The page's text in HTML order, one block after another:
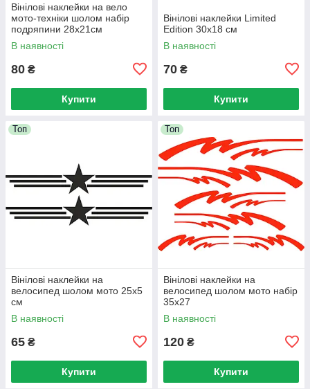
Вінілові наклейки на вело
мото-техніки шолом набір
подряпини 28x21см
В наявності
80 ₴
Купити
Вінілові наклейки Limited
Edition 30x18 см
В наявності
70 ₴
Купити
Топ
Вінілові наклейки на
велосипед шолом мото 25x5
см
В наявності
65 ₴
Купити
Топ
Вінілові наклейки на
велосипед шолом мото набір
35x27
В наявності
120 ₴
Купити